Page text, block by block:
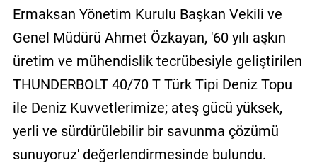
Ermaksan Yönetim Kurulu Başkan Vekili ve
Genel Müdürü Ahmet Özkayan, '60 yılı aşkın
üretim ve mühendislik tecrübesiyle geliştirilen
THUNDERBOLT 40/70 T Türk Tipi Deniz Topu
ile Deniz Kuvvetlerimize; ateş gücü yüksek,
yerli ve sürdürülebilir bir savunma çözümü
sunuyoruz' değerlendirmesinde bulundu.